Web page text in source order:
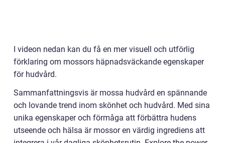
I videon nedan kan du få en mer visuell och utförlig
förklaring om mossors häpnadsväckande egenskaper
för hudvård.
Sammanfattningsvis är mossa hudvård en spännande
och lovande trend inom skönhet och hudvård. Med sina
unika egenskaper och förmåga att förbättra hudens
utseende och hälsa är mossor en värdig ingrediens att